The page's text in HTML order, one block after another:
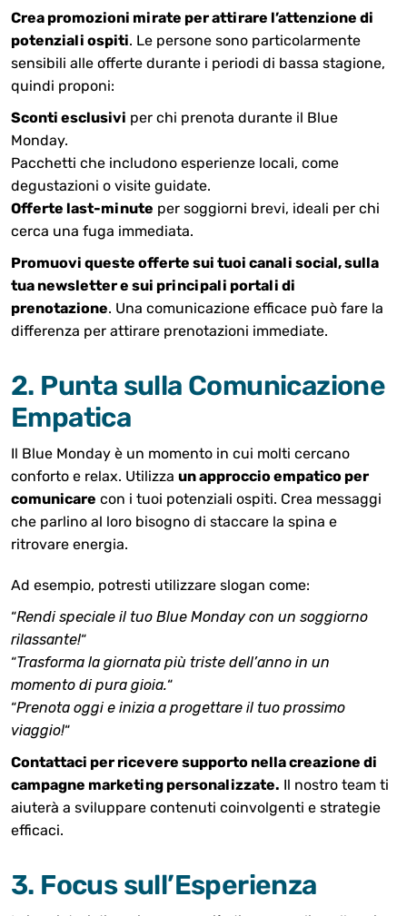
Crea promozioni mirate per attirare l’attenzione di
potenziali ospiti. Le persone sono particolarmente
sensibili alle offerte durante i periodi di bassa stagione,
quindi proponi:
Sconti esclusivi per chi prenota durante il Blue
Monday.
Pacchetti che includono esperienze locali, come
degustazioni o visite guidate.
Offerte last-minute per soggiorni brevi, ideali per chi
cerca una fuga immediata.
Promuovi queste offerte sui tuoi canali social, sulla
tua newsletter e sui principali portali di
prenotazione. Una comunicazione efficace può fare la
differenza per attirare prenotazioni immediate.
2. Punta sulla Comunicazione
Empatica
Il Blue Monday è un momento in cui molti cercano
conforto e relax. Utilizza un approccio empatico per
comunicare con i tuoi potenziali ospiti. Crea messaggi
che parlino al loro bisogno di staccare la spina e
ritrovare energia.
Ad esempio, potresti utilizzare slogan come:
“Rendi speciale il tuo Blue Monday con un soggiorno
rilassante!“
“Trasforma la giornata più triste dell’anno in un
momento di pura gioia.“
“Prenota oggi e inizia a progettare il tuo prossimo
viaggio!“
Contattaci per ricevere supporto nella creazione di
campagne marketing personalizzate. Il nostro team ti
aiuterà a sviluppare contenuti coinvolgenti e strategie
efficaci.
3. Focus sull’Esperienza